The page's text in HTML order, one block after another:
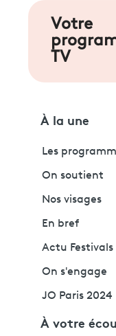
Votre
TV
À la une
Les
On soutient
Nos visages
En bref
Actu Festivals
On s'engage
JO Paris 2024
À votre